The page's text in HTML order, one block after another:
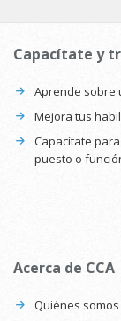
Capacítate y
Aprende sobre
Mejora tus
Capacítate
puesto o
Acerca de CCA
Quiénes somos